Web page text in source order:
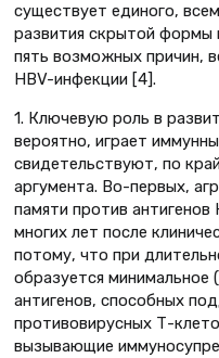
существует единого,
развития скрытой формы
пять возможных причин,
HBV-инфекции [4].
1. Ключевую роль в
вероятно, играет
свидетельствуют, по
аргумента. Во-первых,
памяти против
многих лет после
потому, что при
образуется минимальное
антигенов, способных
противовирусных Т-
вызывающие